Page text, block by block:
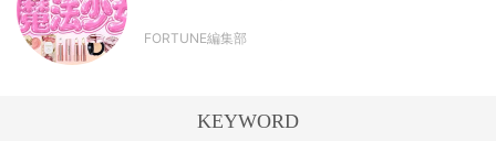
FORTUNE編集部
KEYWORD